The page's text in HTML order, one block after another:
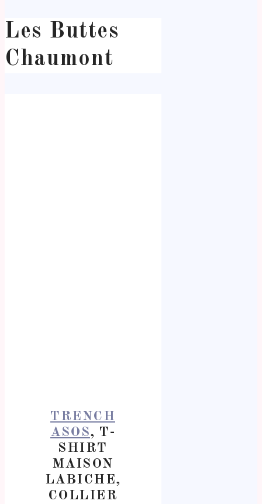
Les Buttes
Chaumont
TRENCH
ASOS, T-
SHIRT
MAISON
LABICHE,
COLLIER